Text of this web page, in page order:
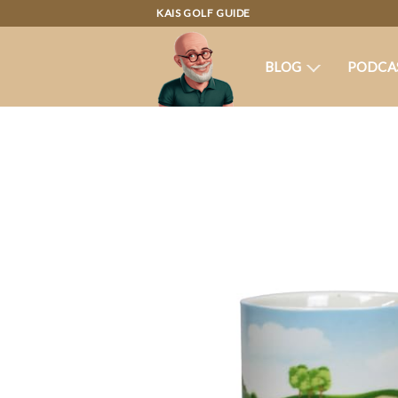
KAIS GOLF GUIDE
BLOG